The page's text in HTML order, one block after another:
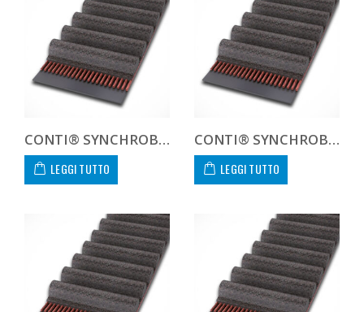
CONTI® SYNCHROBELT HTD8100085
LEGGI TUTTO
CONTI® SYNCHROBELT HTD81016-400 CUSTOM
LEGGI TUTTO